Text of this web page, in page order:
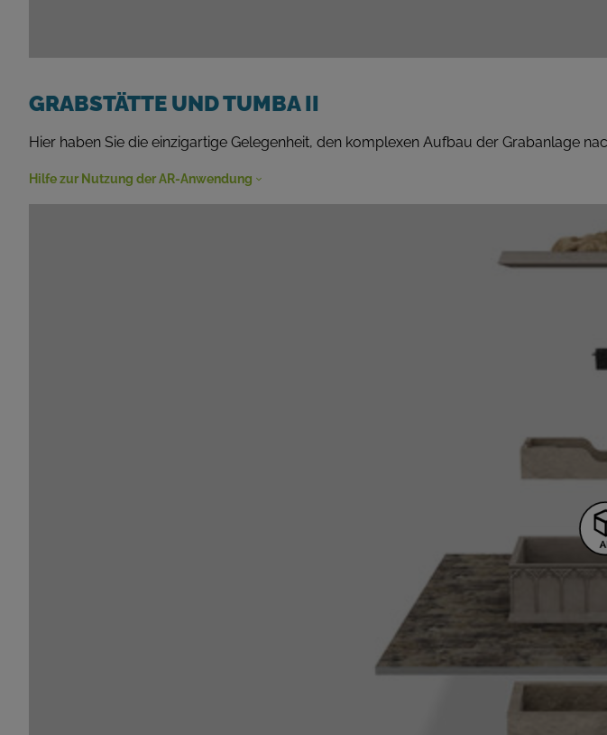
GRABSTÄTTE UND TUMBA II
Hier haben Sie die einzigartige Gelegenheit, den komplexen Aufbau der Grabanlage
Hilfe zur Nutzung der AR-Anwendung